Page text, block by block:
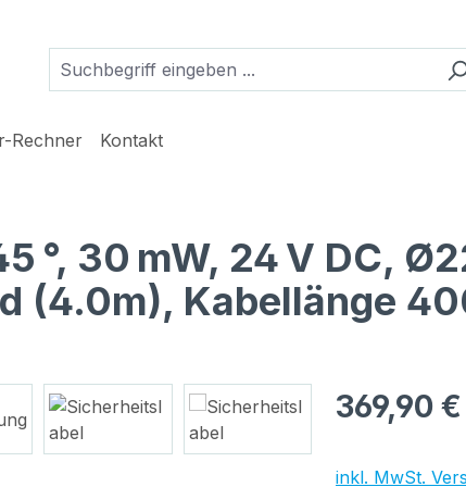
Rechner Kontakt
°, 30 mW, 24 V DC,
(4.0m), Kabellänge
Regulärer Preis:
369,90 €
inkl. MwSt.